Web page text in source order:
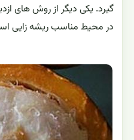
گیرد. یکی دیگر از روش های
در محیط مناسب ریشه زایی